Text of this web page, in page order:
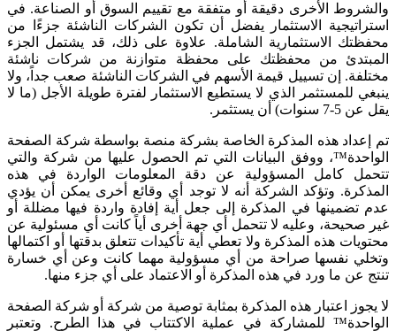
والشروط الأخرى دقيقة أو متفقة مع تقييم السوق أو الصناعة. في
استراتيجية الاستثمار يفضل أن تكون الشركات الناشئة جزءًا من
محفظتك الاستثمارية الشاملة. علاوة على ذلك، قد يشتمل الجزء
المبتدئ من محفظتك على محفظة متوازنة من شركات ناشئة
مختلفة. إن تسييل قيمة الأسهم في الشركات الناشئة صعب جداً، ولا
ينبغي للمستثمر الذي لا يستطيع الاستثمار لفترة طويلة الأجل (ما لا
يقل عن 5-7 سنوات) أن يستثمر.
تم إعداد هذه المذكرة الخاصة بشركة منصة بواسطة شركة
الصفحة
الواحدة™، ووفق البيانات التي تم الحصول عليها من شركة والتي
تتحمل كامل المسؤولية عن دقة المعلومات الواردة في هذه
المذكرة. وتؤكد الشركة أنه لا توجد أي وقائع أخرى يمكن أن يؤدي
عدم تضمينها في المذكرة إلى جعل أية إفادة واردة فيها مضللة أو
غير صحيحة، وعليه لا تتحمل أي جهة أخرى أياً كانت أي مسئولية عن
محتويات هذه المذكرة ولا تعطي أية تأكيدات تتعلق بدقتها أو اكتمالها
وتخلي نفسها صراحة من أي مسؤولية مهما كانت وعن أي خسارة
تنتج عن ما ورد في هذه المذكرة أو الاعتماد على أي جزء منها.
لا يجوز اعتبار هذه المذكرة بمثابة توصية من شركة أو شركة الصفحة
الواحدة™ للمشاركة في عملية الاكتتاب في هذا الطرح. وتعتبر